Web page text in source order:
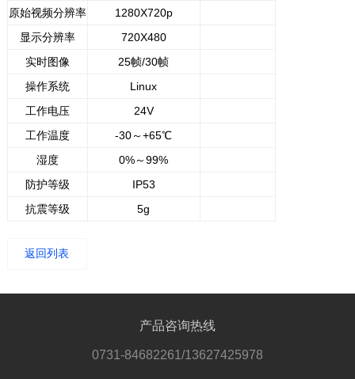
原始视频分辨率
1280X720p
显示分辨率
720X480
实时图像
25帧/30帧
操作系统
Linux
工作电压
24V
工作温度
-30～+65℃
湿度
0%～99%
防护等级
IP53
抗震等级
5g
返回列表
产品咨询热线
0731-84682261/13627425978